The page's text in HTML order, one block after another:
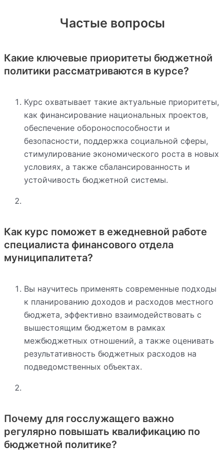
Частые вопросы
Какие ключевые приоритеты бюджетной
политики рассматриваются в курсе?
Курс охватывает такие актуальные приоритеты,
как финансирование национальных проектов,
обеспечение обороноспособности и
безопасности, поддержка социальной сферы,
стимулирование экономического роста в новых
условиях, а также сбалансированность и
устойчивость бюджетной системы.
Как курс поможет в ежедневной работе
специалиста финансового отдела
муниципалитета?
Вы научитесь применять современные подходы
к планированию доходов и расходов местного
бюджета, эффективно взаимодействовать с
вышестоящим бюджетом в рамках
межбюджетных отношений, а также оценивать
результативность бюджетных расходов на
подведомственных объектах.
Почему для госслужащего важно
регулярно повышать квалификацию по
бюджетной политике?